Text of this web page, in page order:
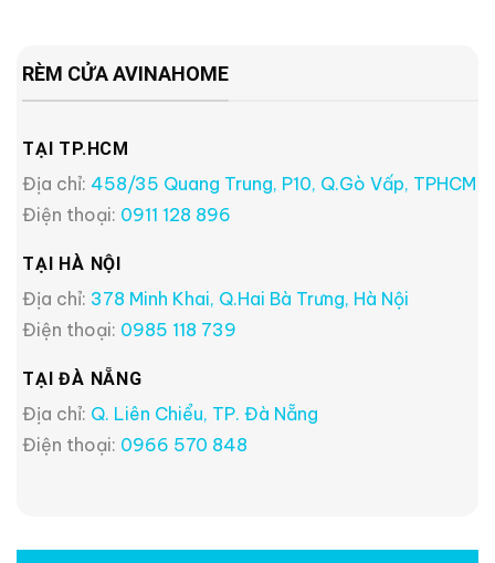
RÈM CỬA AVINAHOME
TẠI TP.HCM
Địa chỉ: 458/35 Quang Trung, P10, Q.Gò Vấp, TPHCM
Điện thoại: 0911 128 896
TẠI HÀ NỘI
Địa chỉ: 378 Minh Khai, Q.Hai Bà Trưng, Hà Nội
Điện thoại: 0985 118 739
TẠI ĐÀ NẴNG
Địa chỉ: Q. Liên Chiểu, TP. Đà Nẵng
Điện thoại: 0966 570 848